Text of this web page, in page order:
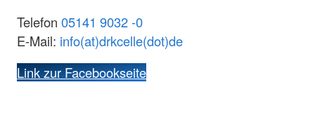
Telefon 05141 9032 -0
E-Mail: info(at)drkcelle(dot)de
Link zur Facebookseite